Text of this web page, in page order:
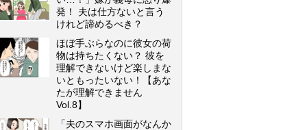
発！ 夫は仕方ないと言う
けれど諦めるべき？
ほぼ手ぶらなのに彼女の荷
物は持ちたくない？ 彼を
理解できないけど楽しまな
いともったいない！【あな
たが理解できません
Vol.8】
「夫のスマホ画面がなんか